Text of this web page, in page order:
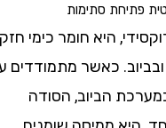
סתימות
היא חומר כימי חזק
כאשר מתמודדים עם
הביוב, הסודה